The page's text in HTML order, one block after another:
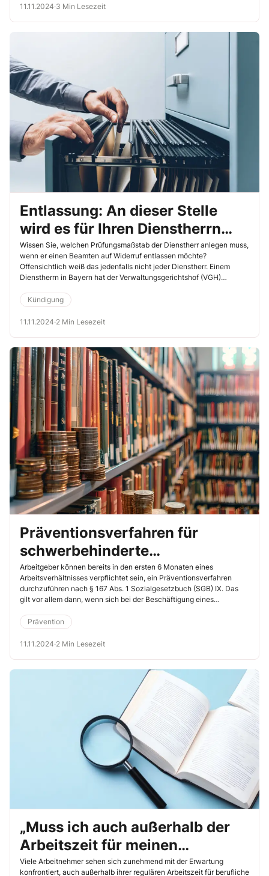
11.11.2024·3 Min Lesezeit
Entlassung: An dieser Stelle
wird es für Ihren Dienstherrn
riskant
Wissen Sie, welchen Prüfungsmaßstab der Dienstherr anlegen muss,
wenn er einen Beamten auf Widerruf entlassen möchte?
Offensichtlich weiß das jedenfalls nicht jeder Dienstherr. Einem
Dienstherrn in Bayern hat der Verwaltungsgerichtshof (VGH)
Überlegungen des Gerichts können Ihnen in vergleichbaren Fällen
helfen, Ihre Kollegin oder Ihren Kollegen zu unterstützen.
Kündigung
11.11.2024·2 Min Lesezeit
Präventionsverfahren für
schwerbehinderte
Arbeitnehmer auch in den
ersten 6 Monaten
Arbeitgeber können bereits in den ersten 6 Monaten eines
Arbeitsverhältnisses verpflichtet sein, ein Präventionsverfahren
durchzuführen nach § 167 Abs. 1 Sozialgesetzbuch (SGB) IX. Das
gilt vor allem dann, wenn sich bei der Beschäftigung eines
Prävention
11.11.2024·2 Min Lesezeit
„Muss ich auch außerhalb der
Arbeitszeit für meinen
Dienstherrn erreichbar sein?“
Viele Arbeitnehmer sehen sich zunehmend mit der Erwartung
konfrontiert, auch außerhalb ihrer regulären Arbeitszeit für berufliche